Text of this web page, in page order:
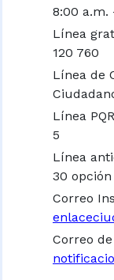
8:00 a.m.
Línea
120 760
Línea de
Línea
5
Línea
30 opción
Correo
Correo